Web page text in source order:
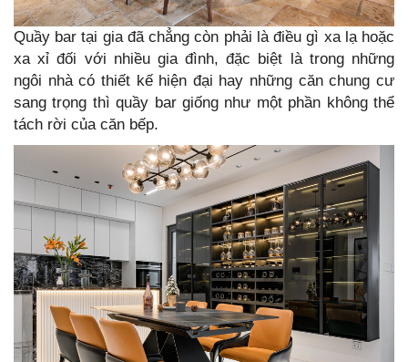
Quầy bar tại gia đã chẳng còn phải là điều gì xa lạ hoặc
xa xỉ đối với nhiều gia đình, đặc biệt là trong những
ngôi nhà có thiết kế hiện đại hay những căn chung cư
sang trọng thì quầy bar giống như một phần không thể
tách rời của căn bếp.